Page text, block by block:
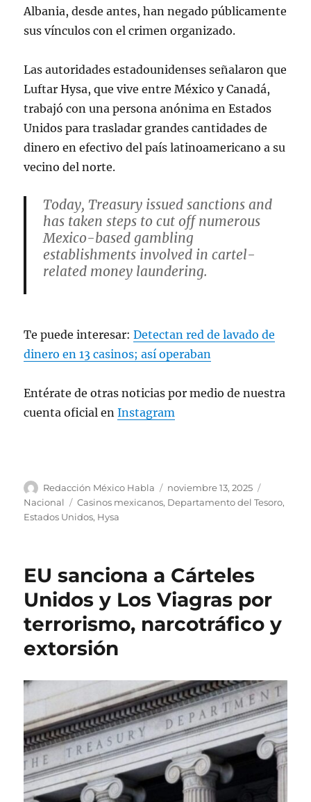
Albania, desde antes, han negado públicamente
sus vínculos con el crimen organizado.
Las autoridades estadounidenses señalaron que
Luftar Hysa, que vive entre México y Canadá,
trabajó con una persona anónima en Estados
Unidos para trasladar grandes cantidades de
dinero en efectivo del país latinoamericano a su
vecino del norte.
Today, Treasury issued sanctions and
has taken steps to cut off numerous
Mexico-based gambling
establishments involved in cartel-
related money laundering.
cartels.
(@USTreasury)November 13, 2025
Te puede interesar:Detectan red de lavado de
dinero en 13 casinos; así operaban
Entérate de otras noticias por medio de nuestra
cuenta oficial enInstagram
A
u
t
Redacción México Habla
P
u
a
d
o
e
l
noviembre 13, 2025
a
a
Nacional
E
t
e
a
s
Casinos mexicanos, Departamento del Tesoro,
Estados Unidos, Hysa
EU sanciona a Cárteles
Unidos y Los Viagras por
terrorismo, narcotráfico y
extorsión